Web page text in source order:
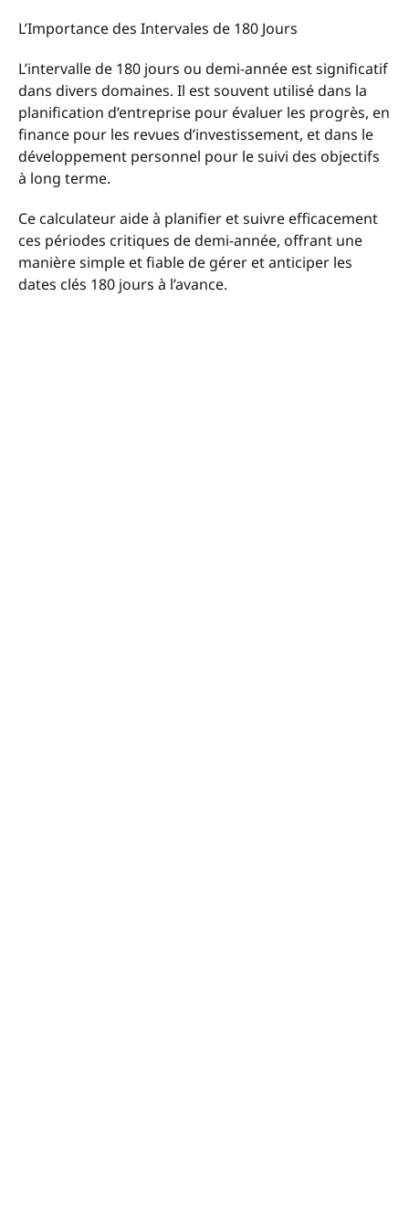
L’Importance des Intervales de 180 Jours
L’intervalle de 180 jours ou demi-année est significatif
dans divers domaines. Il est souvent utilisé dans la
planification d’entreprise pour évaluer les progrès, en
finance pour les revues d’investissement, et dans le
développement personnel pour le suivi des objectifs
à long terme.
Ce calculateur aide à planifier et suivre efficacement
ces périodes critiques de demi-année, offrant une
manière simple et fiable de gérer et anticiper les
dates clés 180 jours à l’avance.